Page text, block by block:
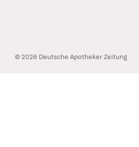
© 2026 Deutsche Apotheker Zeitung